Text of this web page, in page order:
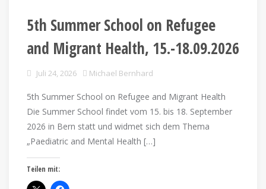
5th Summer School on Refugee
and Migrant Health, 15.-18.09.2026
Juli 24, 2026 Michael Bernhard
5th Summer School on Refugee and Migrant Health
Die Summer School findet vom 15. bis 18. September
2026 in Bern statt und widmet sich dem Thema
„Paediatric and Mental Health […]
Teilen mit: